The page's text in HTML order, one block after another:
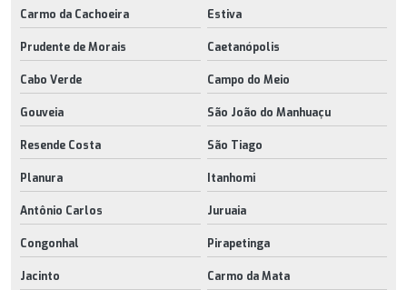
Carmo da Cachoeira Estiva
Prudente de Morais Caetanópolis
Cabo Verde Campo do Meio
Gouveia São João do Manhuaçu
Resende Costa São Tiago
Planura Itanhomi
Antônio Carlos Juruaia
Congonhal Pirapetinga
Jacinto Carmo da Mata